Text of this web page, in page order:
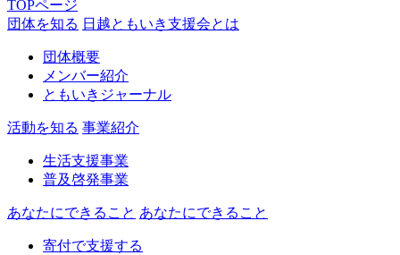
TOPページ
団体を知る 日越ともいき支援会とは
団体概要
メンバー紹介
ともいきジャーナル
活動を知る 事業紹介
生活支援事業
普及啓発事業
あなたにできること あなたにできること
寄付で支援する